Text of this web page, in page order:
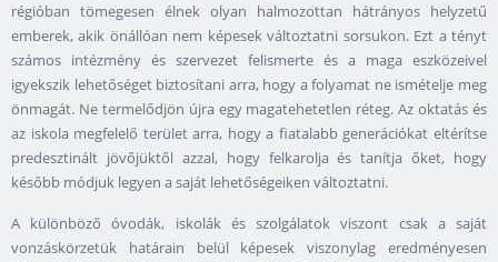
régióban tömegesen élnek olyan halmozottan hátrányos helyzetű
emberek, akik önállóan nem képesek változtatni sorsukon. Ezt a tényt
számos intézmény és szervezet felismerte és a maga eszközeivel
igyekszik lehetőséget biztosítani arra, hogy a folyamat ne ismételje meg
önmagát. Ne termelődjön újra egy magatehetetlen réteg. Az oktatás és
az iskola megfelelő terület arra, hogy a fiatalabb generációkat eltérítse
predesztinált jövőjüktől azzal, hogy felkarolja és tanítja őket, hogy
később módjuk legyen a saját lehetőségeiken változtatni.
A különböző óvodák, iskolák és szolgálatok viszont csak a saját
vonzáskörzetük határain belül képesek viszonylag eredményesen